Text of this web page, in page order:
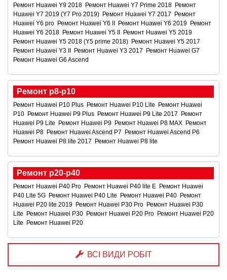
Ремонт Huawei Y9 2018 Ремонт Huawei Y7 Prime 2018 Ремонт
Huawei Y7 2019 (Y7 Pro 2019) Ремонт Huawei Y7 2017
Ремонт
Huawei Y6 pro Ремонт Huawei Y6 II Ремонт Huawei Y6 2019 Ремонт
Huawei Y6 2018 Ремонт Huawei Y5 II
Ремонт Huawei Y5 2019
Ремонт Huawei Y5 2018 (Y5 prime 2018) Ремонт Huawei Y5 2017
Ремонт Huawei Y3 II
Ремонт Huawei Y3 2017
Ремонт Huawei G7
Ремонт Huawei G6 Ascend
Ремонт p8-p10
Ремонт Huawei P10 Plus Ремонт Huawei P10 Lite
Ремонт Huawei
P10 Ремонт Huawei P9 Plus Ремонт Huawei P9 Lite 2017
Ремонт
Huawei P9 Lite
Ремонт Huawei P9 Ремонт Huawei P8 MAX Ремонт
Huawei P8 Ремонт Huawei Ascend P7
Ремонт Huawei Ascend P6
Ремонт Huawei P8 lite 2017
Ремонт Huawei P8 lite
Ремонт p20-p40
Ремонт Huawei P40 Pro Ремонт Huawei P40 lite E Ремонт Huawei
P40 Lite 5G Ремонт Huawei P40 Lite Ремонт Huawei P40 Ремонт
Huawei P20 lite 2019 Ремонт Huawei P30 Pro Ремонт Huawei P30
Lite
Ремонт Huawei P30 Ремонт Huawei P20 Pro Ремонт Huawei P20
Lite
Ремонт Huawei P20
ВСІ ВИДИ РОБІТ